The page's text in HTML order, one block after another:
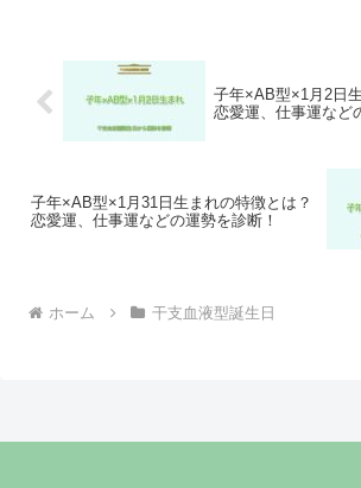
子年×AB型×1月2日
恋愛運、仕事運など
子年×AB型×1月31日生まれの特徴とは？
恋愛運、仕事運などの運勢を診断！
ホーム 干支血液型誕生日